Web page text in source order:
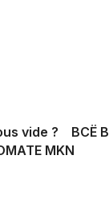
vide ? ВСЁ В
MKN